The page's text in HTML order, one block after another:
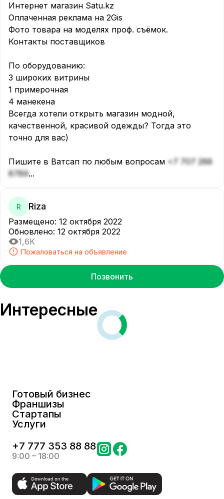
Интернет магазин Satu.kz
Оплаченная реклама на 2Gis
Фото товара на моделях проф. съёмок.
Контакты поставщиков
По оборудованию:
3 широких витрины
1 примерочная
4 манекена
Всегда хотели открыть магазин модной,
качественной, красивой одежды? Тогда это
точно для вас)
Пишите в Ватсап по любым вопросам +7 707 288
8789...
R Riza
Размещено: 12 октября 2022
Обновлено: 12 октября 2022
1,6K
Пожаловаться на объявление
Позвонить
Интересные
Готовый бизнес
Франшизы
Стартапы
Услуги
+7 777 353 88 88
9:00 – 18:00